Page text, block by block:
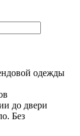
одежды
до двери
Без